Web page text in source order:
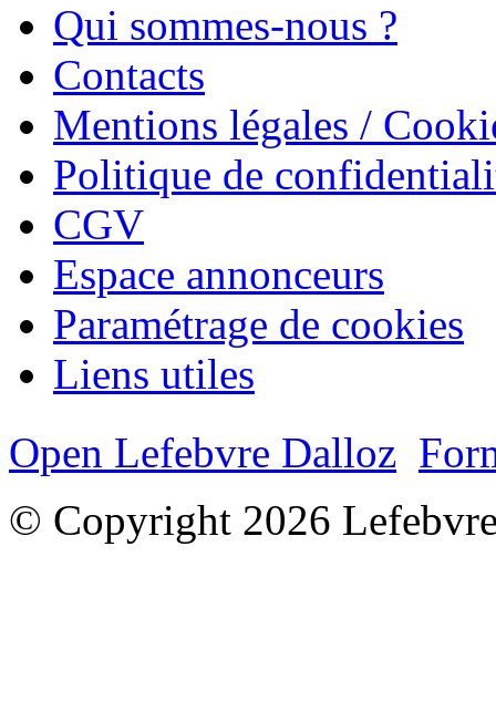
Qui sommes-nous ?
Contacts
Mentions légales /
Politique de
CGV
Espace annonceurs
Paramétrage de cookies
Liens utiles
Open Lefebvre Dalloz
© Copyright 2026